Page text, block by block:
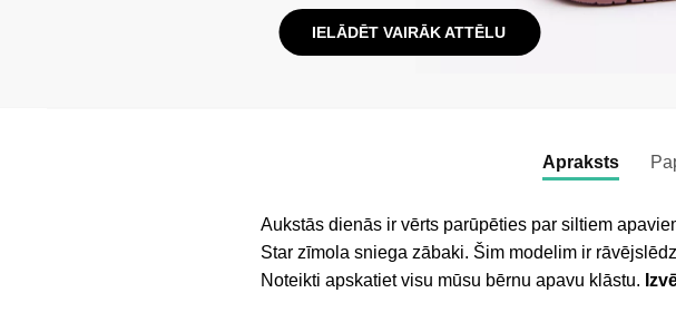
IELĀDĒT VAIRĀK ATTĒLU
Apraksts
Aukstās dienās ir vērts parūpēties par siltiem
Star zīmola sniega zābaki. Šim modelim ir
Noteikti apskatiet visu mūsu bērnu apavu klāstu.